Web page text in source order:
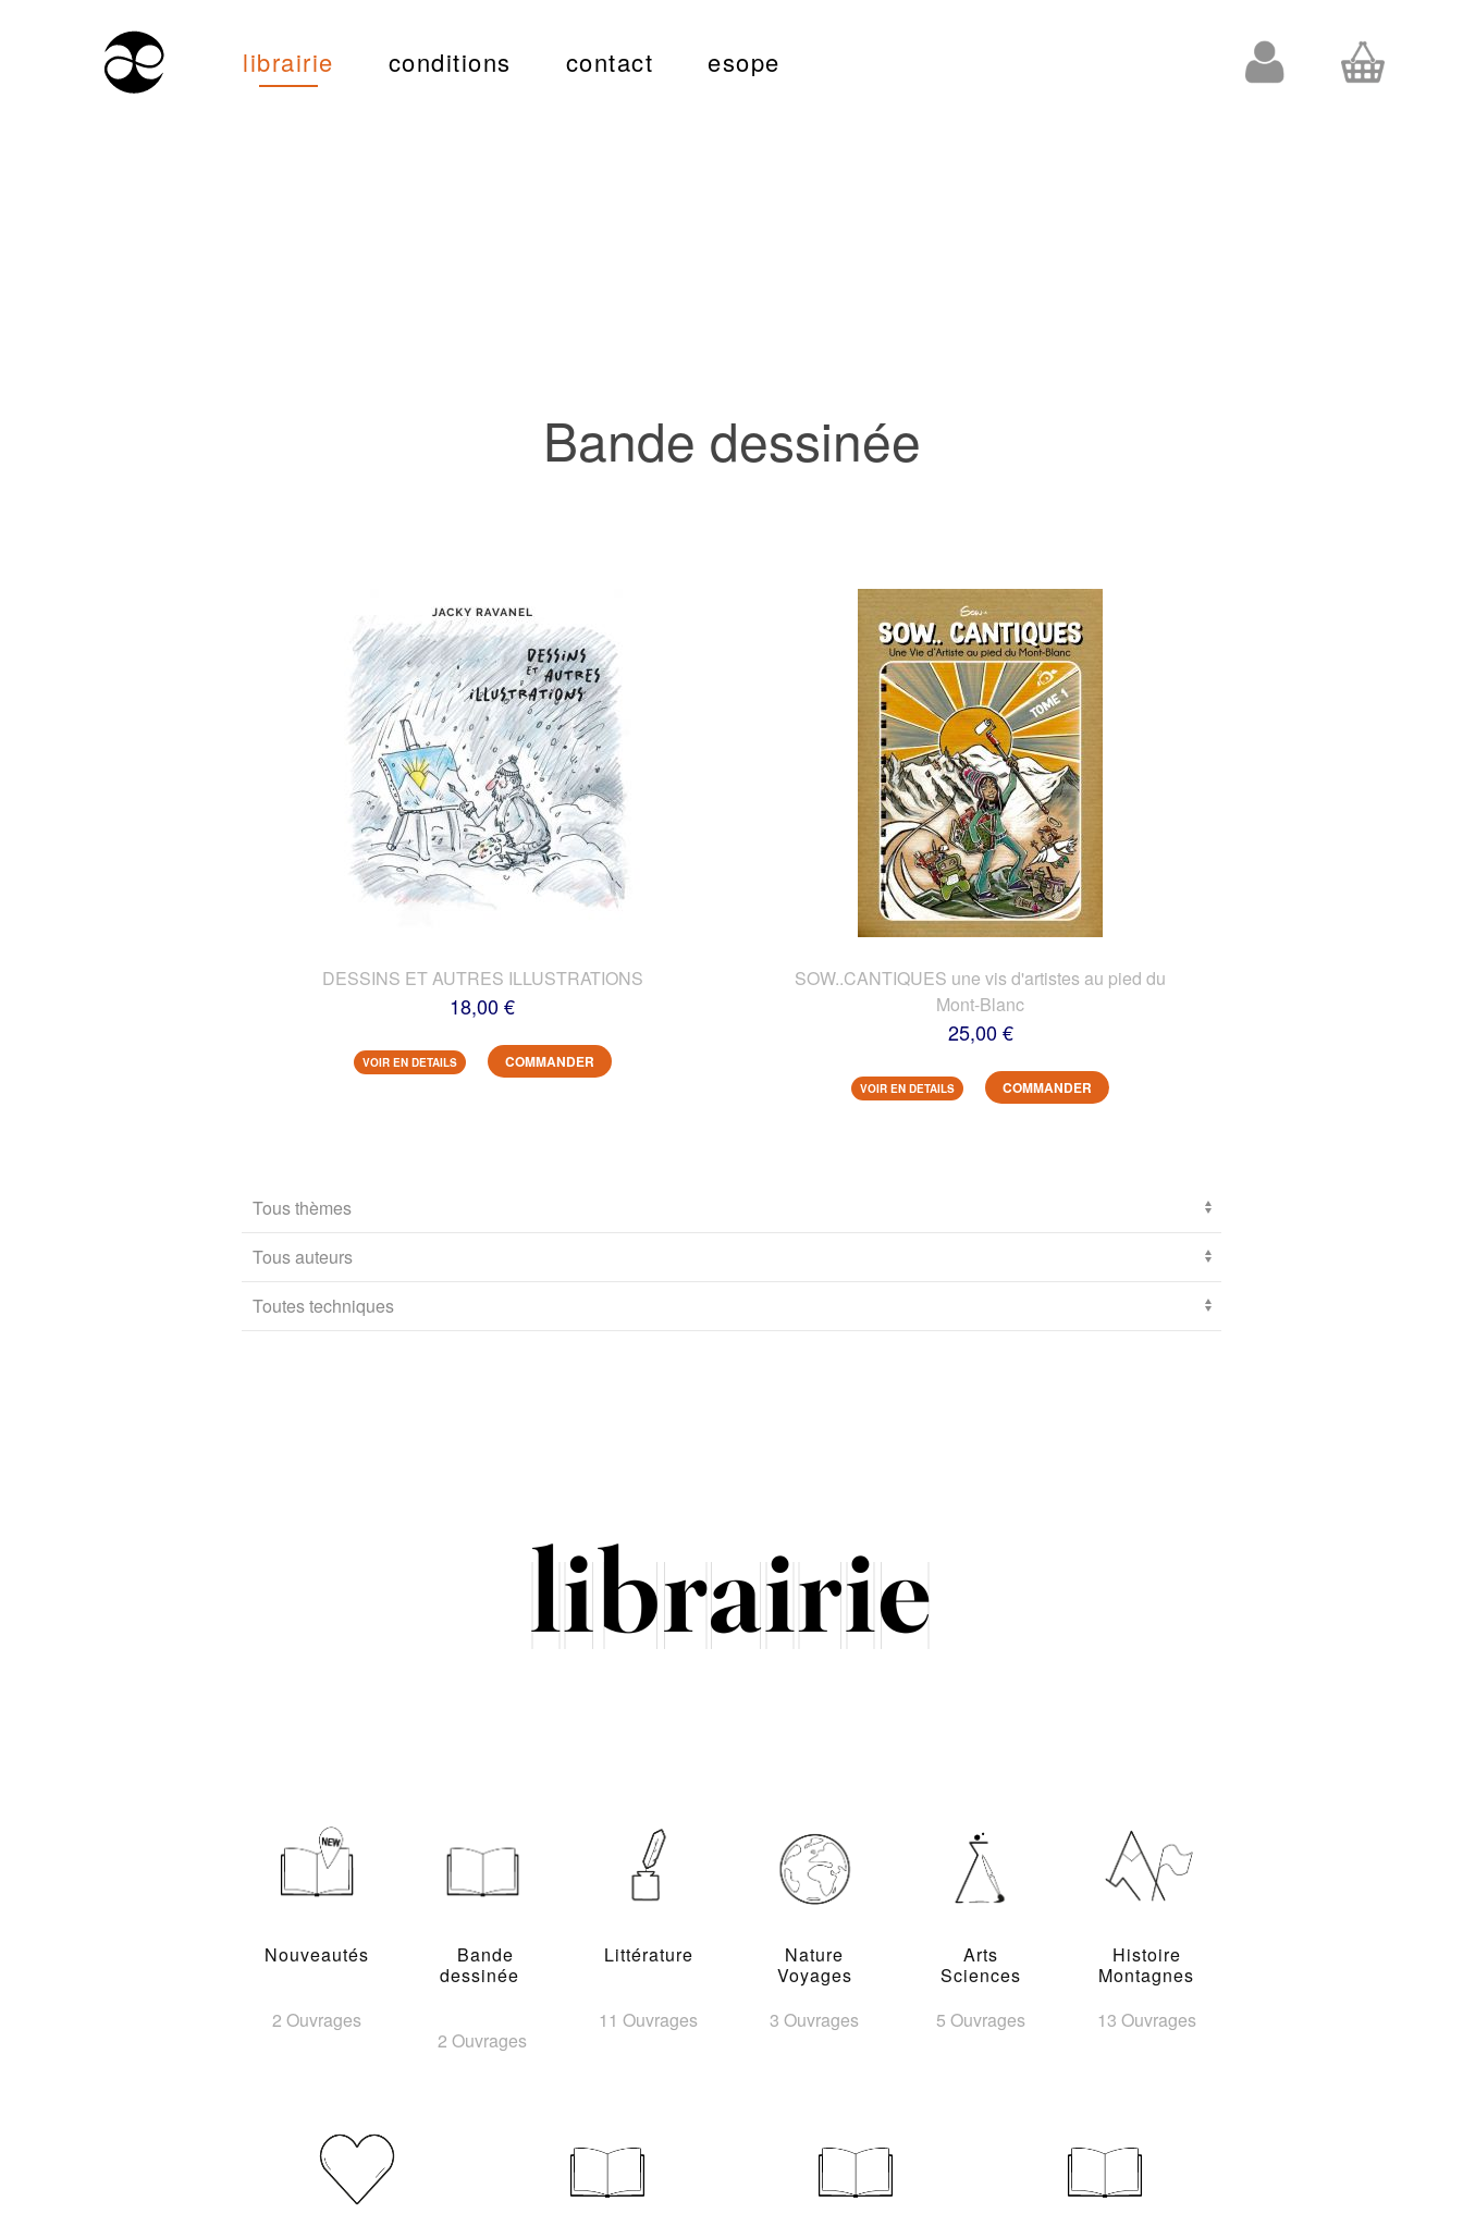
librairie conditions contact esope
Bande dessinée
DESSINS ET AUTRES ILLUSTRATIONS
18,00 €
VOIR EN DETAILS COMMANDER
SOW..CANTIQUES une vis d'artistes au pied du
Mont-Blanc
25,00 €
VOIR EN DETAILS COMMANDER
Nouveautés
2 Ouvrages
Bande
dessinée
2 Ouvrages
Littérature
11 Ouvrages
Nature
Voyages
3 Ouvrages
Arts
Sciences
5 Ouvrages
Histoire
Montagnes
13 Ouvrages